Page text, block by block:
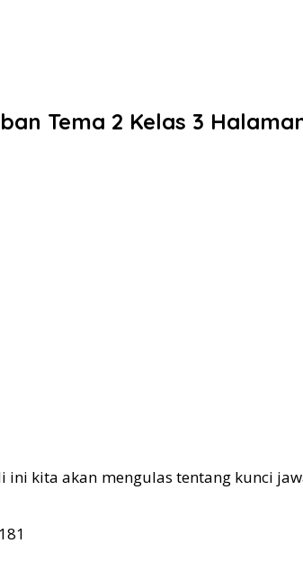
Tema 2 Kelas 3 Halaman
kita akan mengulas tentang kunci